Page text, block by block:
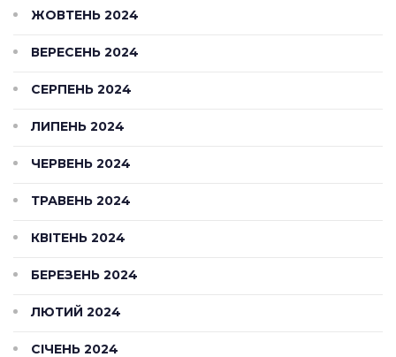
ЖОВТЕНЬ 2024
ВЕРЕСЕНЬ 2024
СЕРПЕНЬ 2024
ЛИПЕНЬ 2024
ЧЕРВЕНЬ 2024
ТРАВЕНЬ 2024
КВІТЕНЬ 2024
БЕРЕЗЕНЬ 2024
ЛЮТИЙ 2024
СІЧЕНЬ 2024